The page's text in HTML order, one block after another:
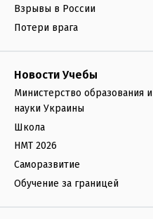
Взрывы в России
Потери врага
Новости Учебы
Министерство образования и
науки Украины
Школа
НМТ 2026
Саморазвитие
Обучение за границей